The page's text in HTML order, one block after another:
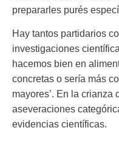
prepararles purés
Hay tantos partidarios
investigaciones
hacemos bien en
concretas o sería más
mayores’. En la
aseveraciones
evidencias científicas.